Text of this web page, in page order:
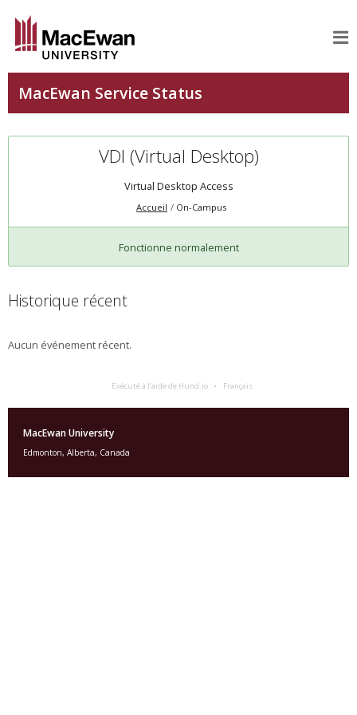
VDI (Virtual Desktop)
Virtual Desktop Access
Accueil On-Campus
Fonctionne normalement
Historique récent
Aucun événement récent.
Exécuté à l’aide de Hund.io Français
MacEwan University
Edmonton, Alberta, Canada